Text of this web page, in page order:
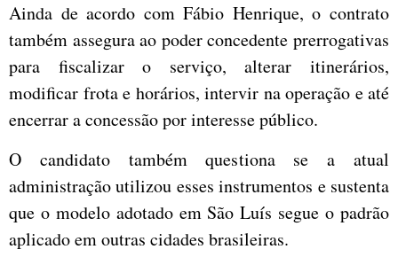
Ainda de acordo com Fábio Henrique, o contrato
também assegura ao poder concedente prerrogativas
para fiscalizar o serviço, alterar itinerários,
modificar frota e horários, intervir na operação e até
encerrar a concessão por interesse público.
O candidato também questiona se a atual
administração utilizou esses instrumentos e sustenta
que o modelo adotado em São Luís segue o padrão
aplicado em outras cidades brasileiras.